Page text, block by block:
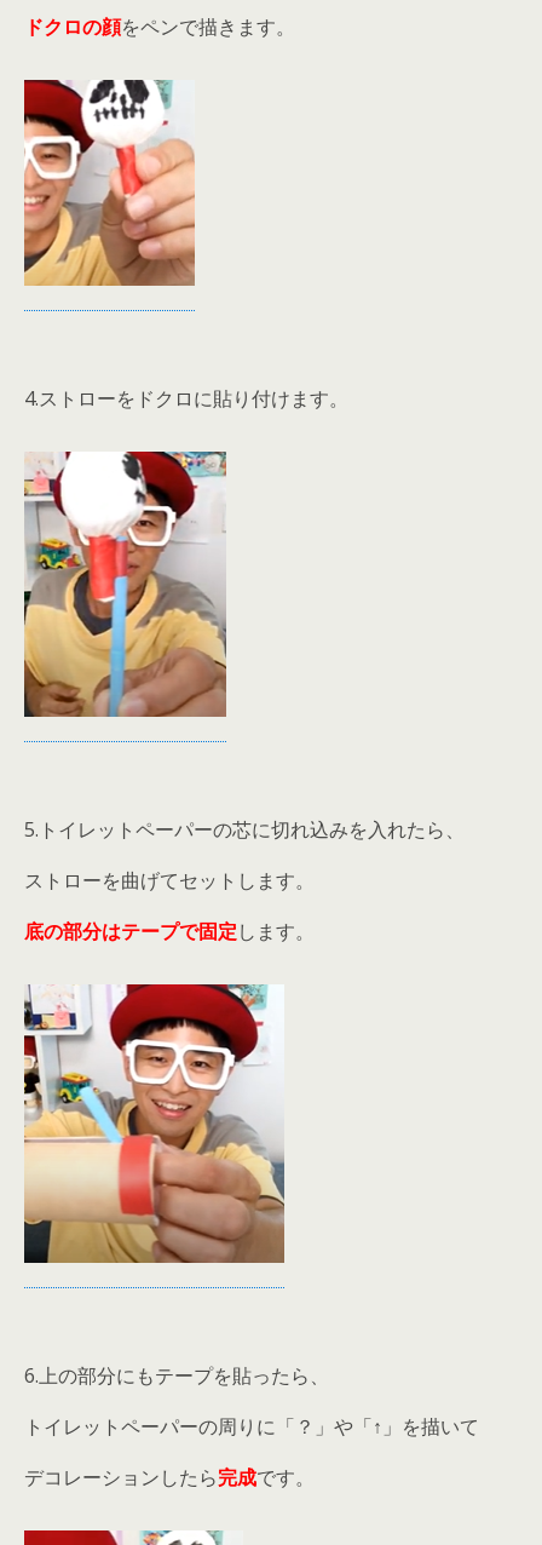
ドクロの顔をペンで描きます。
4.ストローをドクロに貼り付けます。
5.トイレットペーパーの芯に切れ込みを入れたら、
ストローを曲げてセットします。
底の部分はテープで固定します。
6.上の部分にもテープを貼ったら、
トイレットペーパーの周りに「？」や「↑」を描いて
デコレーションしたら完成です。